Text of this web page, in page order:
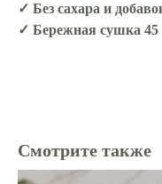
✓ Без сахара и
✓ Бережная сушка 45
Смотрите также